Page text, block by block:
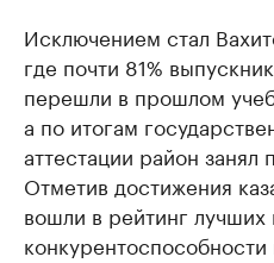
Исключением стал
где почти 81%
перешли в прошлом
а по итогам
аттестации район занял
Отметив достижения
вошли в рейтинг